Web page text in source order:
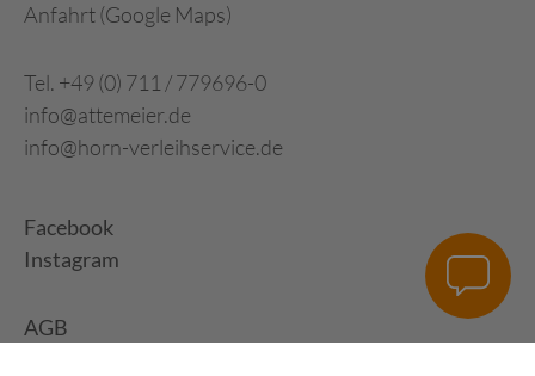
Anfahrt (Google Maps)
Tel. +49 (0) 711 / 779696-0
info@attemeier.de
info@horn-verleihservice.de
Facebook
Instagram
AGB